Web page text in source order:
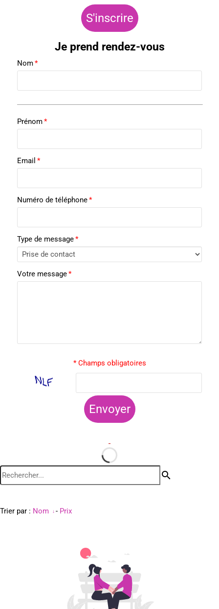
Je prend rendez-vous
Nom*
Prénom*
Email *
Numéro de téléphone*
Type de message*
Votre message*
* Champs obligatoires
Envoyer
search
Trier par : Nom - Prix